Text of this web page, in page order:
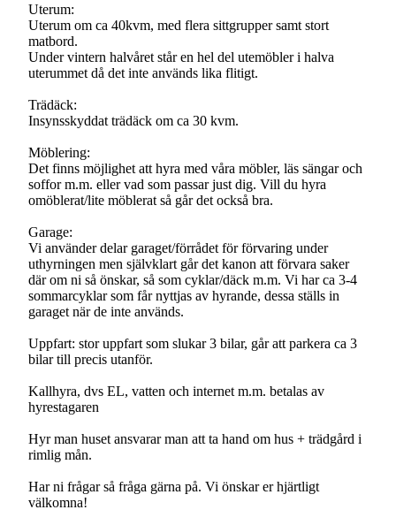
Uterum:
Uterum om ca 40kvm, med flera sittgrupper samt stort
matbord.
Under vintern halvåret står en hel del utemöbler i halva
uterummet då det inte används lika flitigt.
Trädäck:
Insynsskyddat trädäck om ca 30 kvm.
Möblering:
Det finns möjlighet att hyra med våra möbler, läs sängar och
soffor m.m. eller vad som passar just dig. Vill du hyra
omöblerat/lite möblerat så går det också bra.
Garage:
Vi använder delar garaget/förrådet för förvaring under
uthyrningen men självklart går det kanon att förvara saker
där om ni så önskar, så som cyklar/däck m.m. Vi har ca 3-4
sommarcyklar som får nyttjas av hyrande, dessa ställs in
garaget när de inte används.
Uppfart: stor uppfart som slukar 3 bilar, går att parkera ca 3
bilar till precis utanför.
Kallhyra, dvs EL, vatten och internet m.m. betalas av
hyrestagaren
Hyr man huset ansvarar man att ta hand om hus + trädgård i
rimlig mån.
Har ni frågar så fråga gärna på. Vi önskar er hjärtligt
välkomna!